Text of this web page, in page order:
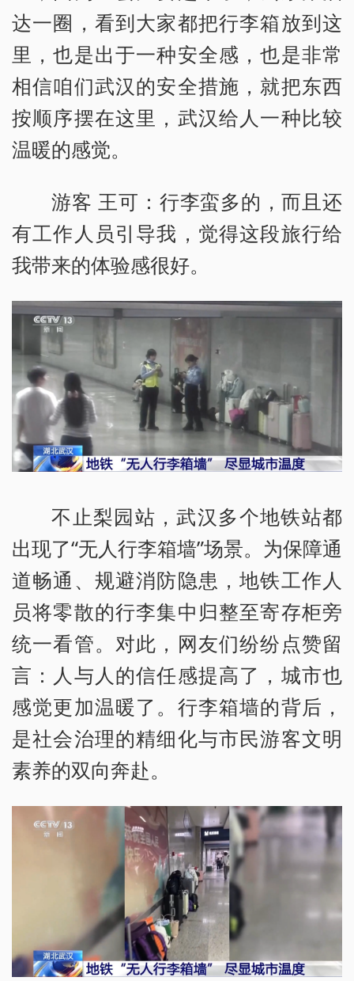
达一圈，看到大家都把行李箱放到这
里，也是出于一种安全感，也是非常
相信咱们武汉的安全措施，就把东西
按顺序摆在这里，武汉给人一种比较
温暖的感觉。
游客 王可：行李蛮多的，而且还
有工作人员引导我，觉得这段旅行给
我带来的体验感很好。
不止梨园站，武汉多个地铁站都
出现了“无人行李箱墙”场景。为保障通
道畅通、规避消防隐患，地铁工作人
员将零散的行李集中归整至寄存柜旁
统一看管。对此，网友们纷纷点赞留
言：人与人的信任感提高了，城市也
感觉更加温暖了。行李箱墙的背后，
是社会治理的精细化与市民游客文明
素养的双向奔赴。